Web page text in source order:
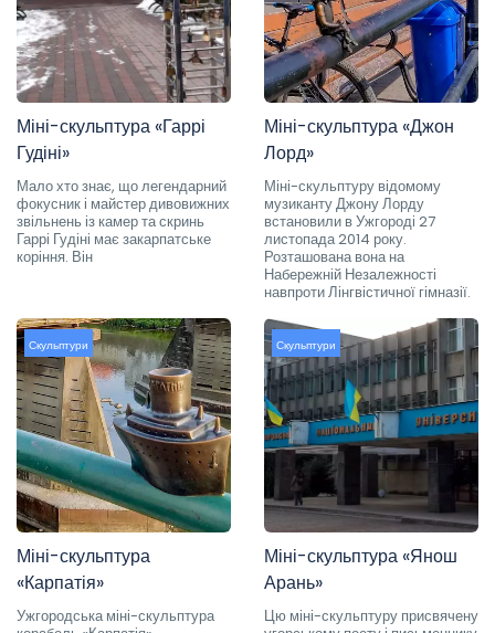
Міні-скульптура «Гаррі
Гудіні»
Мало хто знає, що легендарний
фокусник і майстер дивовижних
звільнень із камер та скринь
Гаррі Гудіні має закарпатське
коріння. Він
Міні-скульптура «Джон
Лорд»
Міні-скульптуру відомому
музиканту Джону Лорду
встановили в Ужгороді 27
листопада 2014 року.
Розташована вона на
Набережній Незалежності
навпроти Лінгвістичної гімназії.
Скульптури
Міні-скульптура
«Карпатія»
Ужгородська міні-скульптура
Скульптури
Міні-скульптура «Янош
Арань»
Цю міні-скульптуру присвячену